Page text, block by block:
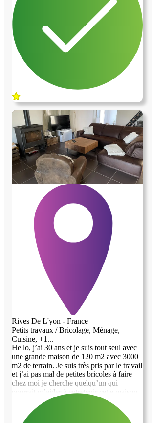
bonne nourriture, les vins et champagnes
exceptionnels ainsi que les voyages. Nous
prévoyons de faire 4 à 6 voyages par an et
aimerions que vous voyagiez avec nous
de temps en temps. Nous sommes un
couple américain qui voyage fréquemment
en France et qui ADORE absolument tout
ce que le pays a à offrir. Nous avons
vendu notre maison aux États-Unis et
vivrons à temps plein en France à partir du
1er août. Je parle français et ma femme est
en train d'apprendre, donc avoir quelqu'un
à la maison qui puisse l'aider à apprendre
la langue serait génial. Nous ne cherchons
pas une femme de ménage ou un cuisinier
mais plutôt quelqu'un qui peut simplement
aider en participant à tout ce que nous
faisons : cuisiner, faire les courses,
jardiner, préparer les bagages et oui, un
peu de ménage quotidien et hebdomadaire
Le nettoyage hebdomadaire avec nous
devient un peu plus facile. Donc, si vous
cherchez quelque chose à long terme,
faites-le nous savoir, nous serions ravis
d'avoir de vos nouvelles.
Rives De L'yon - France
Petits travaux / Bricolage, Ménage,
Cuisine, +1...
Hello, j’ai 30 ans et je suis tout seul avec
une grande maison de 120 m2 avec 3000
m2 de terrain. Je suis très pris par le travail
et j’ai pas mal de petites bricoles à faire
chez moi je cherche quelqu’un qui
pourrait m’aider à entretenir cette maison
contre un bel espace de vie.
Éventuellement m’aider à faire quelques
travaux